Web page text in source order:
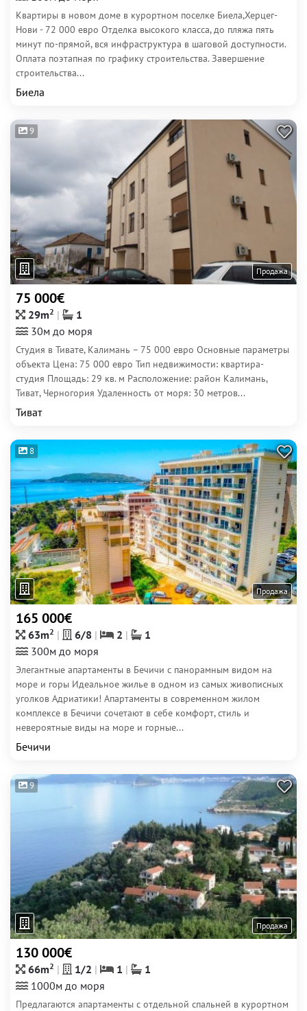
Квартиры в новом доме в курортном поселке Биела,Херцег-
Нови - 72 000 евро Отделка высокого класса, до пляжа пять
минут по-прямой, вся инфраструктура в шаговой доступности.
Оплата поэтапная по графику строительства. Завершение
строительства...
Биела
9
Продажа
75 000€
29m2
1
30м до моря
Студия в Тивате, Калимань – 75 000 евро Основные параметры
объекта Цена: 75 000 евро Тип недвижимости: квартира-
студия Площадь: 29 кв. м Расположение: район Калимань,
Тиват, Черногория Удаленность от моря: 30 метров...
Тиват
8
Продажа
165 000€
63m2 6/8 2
1
300м до моря
Элегантные апартаменты в Бечичи с панорамным видом на
море и горы Идеальное жилье в одном из самых живописных
уголков Адриатики! Апартаменты в современном жилом
комплексе в Бечичи сочетают в себе комфорт, стиль и
невероятные виды на море и горные...
Бечичи
9
Продажа
130 000€
66m2 1/2 1
1
1000м до моря
Предлагаются апартаменты с отдельной спальней в курортном